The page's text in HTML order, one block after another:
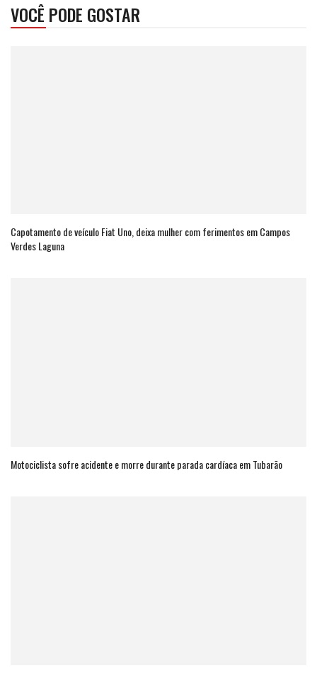
VOCÊ PODE GOSTAR
Capotamento de veículo Fiat Uno, deixa mulher com ferimentos em Campos
Verdes Laguna
Motociclista sofre acidente e morre durante parada cardíaca em Tubarão